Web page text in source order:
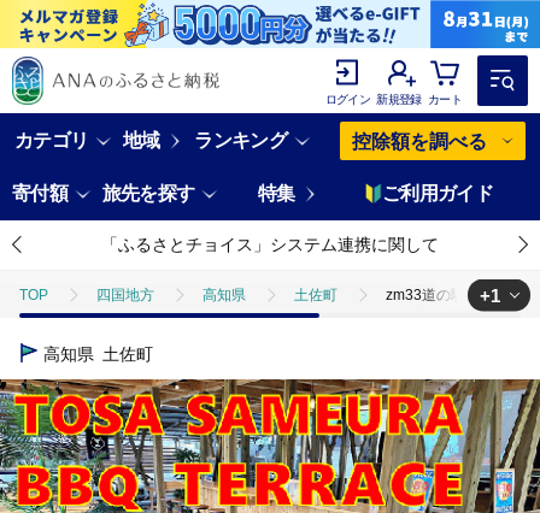
ログイン 新規登録 カート
カテゴリ 地域 ランキング 控除額を調べる
寄付額 旅先を探す 特集 ご利用ガイド
「ふるさとチョイス」システム連携に関して
TOP 四国地方 高知県 土佐町 zm33道の駅『土佐さ
TOP
+1
高知県 土佐町